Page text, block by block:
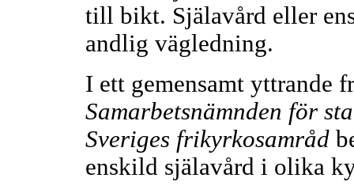
till bikt. Själavård eller
andlig vägledning.
I ett gemensamt yttrande
Samarbetsnämnden för
Sveriges frikyrkosamråd
enskild själavård i olika